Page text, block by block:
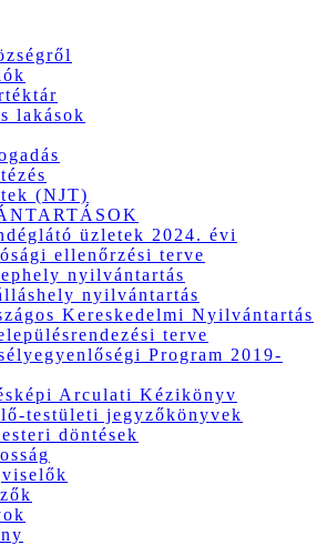
lakások
(NJT)
üzletek 2024. évi
ellenőrzési terve
nyilvántartás
nyilvántartás
Kereskedelmi Nyilvántartás
terve
Program 2019-
Arculati Kézikönyv
testületi jegyzőkönyvek
döntések